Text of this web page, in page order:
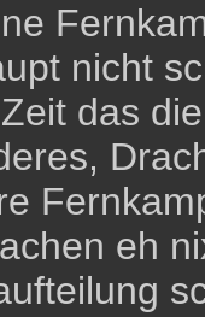
nicht
das
eh